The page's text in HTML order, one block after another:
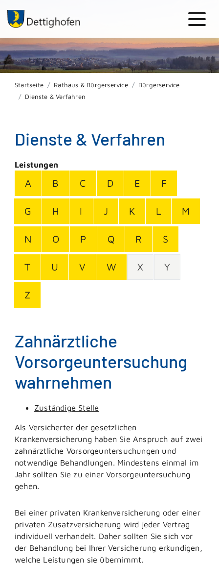
Startseite Rathaus & Bürgerservice
Bürgerservice
Dienste & Verfahren
Dienste & Verfahren
Leistungen
A B C D E F
G H I J K L M
N O P Q R S
T U V W X Y
Z
Zahnärztliche
Vorsorgeuntersuchung
wahrnehmen
Zuständige Stelle
Als Versicherter der gesetzlichen
Krankenversicherung haben Sie Anspruch auf zwei
zahnärztliche Vorsorgeuntersuchungen und
notwendige Behandlungen. Mindestens einmal im
Jahr sollten Sie zu einer Vorsorgeuntersuchung
gehen.
Bei einer privaten Krankenversicherung oder einer
privaten Zusatzversicherung wird jeder Vertrag
individuell verhandelt. Daher sollten Sie sich vor
der Behandlung bei Ihrer Versicherung erkundigen,
welche Leistungen sie übernimmt.